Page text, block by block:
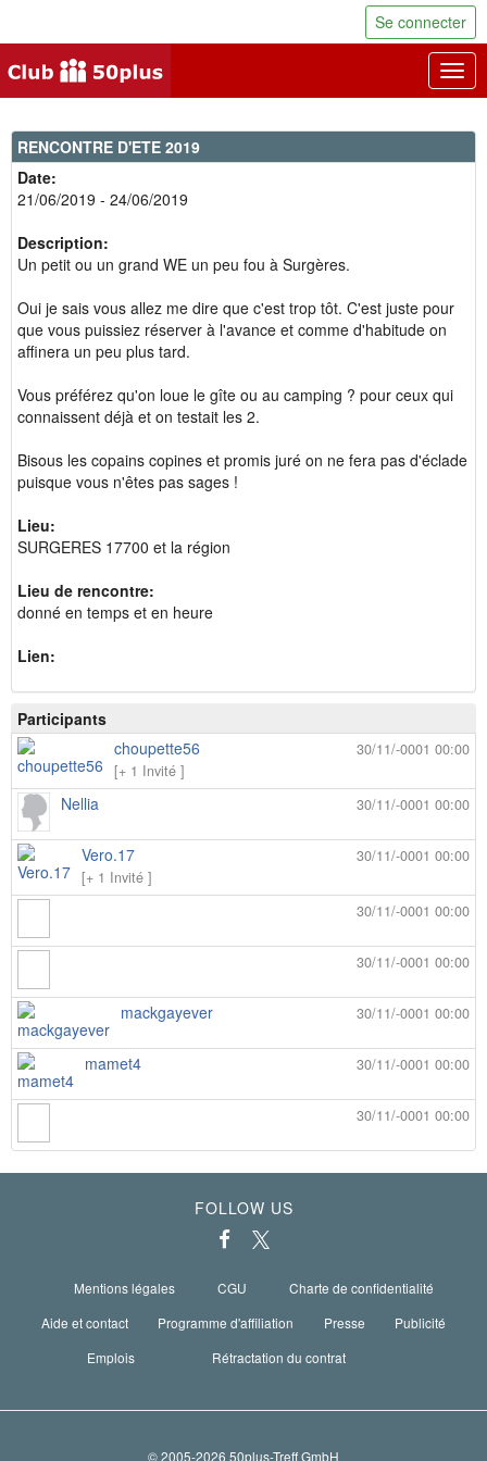
Se connecter
RENCONTRE D'ETE 2019
Date:
21/06/2019 - 24/06/2019
Description:
Un petit ou un grand WE un peu fou à Surgères.
Oui je sais vous allez me dire que c'est trop tôt. C'est juste pour
que vous puissiez réserver à l'avance et comme d'habitude on
affinera un peu plus tard.
Vous préférez qu'on loue le gîte ou au camping ? pour ceux qui
connaissent déjà et on testait les 2.
Bisous les copains copines et promis juré on ne fera pas d'éclade
puisque vous n'êtes pas sages !
Lieu:
SURGERES 17700 et la région
Lieu de rencontre:
donné en temps et en heure
Lien:
Participants
30/11/-0001 00:00
choupette56
[+ 1 Invité ]
30/11/-0001 00:00
Nellia
30/11/-0001 00:00
Vero.17
[+ 1 Invité ]
30/11/-0001 00:00
30/11/-0001 00:00
30/11/-0001 00:00
mackgayever
30/11/-0001 00:00
mamet4
30/11/-0001 00:00
FOLLOW US
Mentions légales CGU
Charte de confidentialité
Aide et contact
Programme d'affiliation Presse
Publicité
Emplois
Rétractation du contrat
© 2005-2026 50plus-Treff GmbH